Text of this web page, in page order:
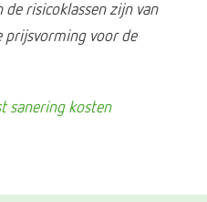
de risicoklassen zijn van
prijsvorming voor de
sanering kosten